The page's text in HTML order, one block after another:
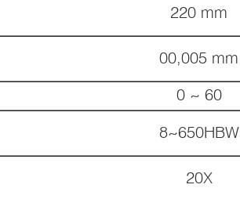
220 mm
00,005 mm
0 ~ 60
8~650HBW
20X